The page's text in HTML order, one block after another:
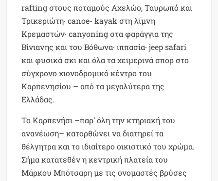
rafting στους ποταμούς Αχελώο, Ταυρωπό και
Τρικεριώτη∙ canoe- kayak στη λίμνη
Κρεμαστών∙ canyoning στα φαράγγια της
Βίνιανης και του Βόθωνα∙ ιππασία∙ jeep safari
και φυσικά σκι και όλα τα χειμερινά σπορ στο
σύγχρονο χιονοδρομικό κέντρο του
Καρπενησίου – από τα μεγαλύτερα της
Ελλάδας.
Το Καρπενήσι –παρ’ όλη την κτηριακή του
ανανέωση– κατορθώνει να διατηρεί τα
θέλγητρα και το ιδιαίτερο οικιστικό του χρώμα.
Σήμα κατατεθέν η κεντρική πλατεία του
Μάρκου Μπότσαρη με τις ονομαστές βρύσες